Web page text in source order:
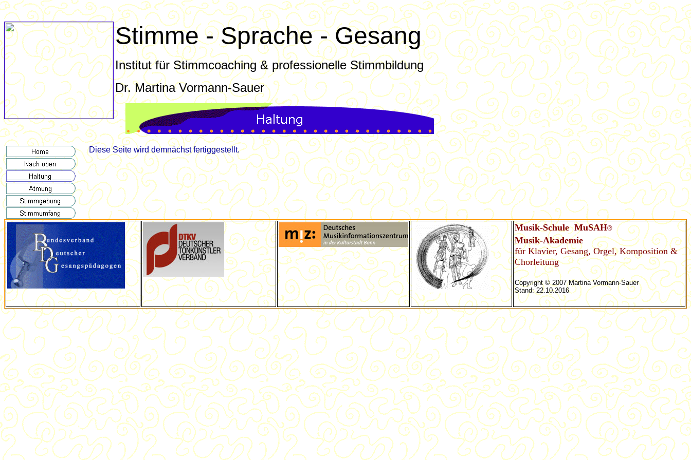
Stimme - Sprache - Gesang
Institut für Stimmcoaching & professionelle Stimmbildung
Dr. Martina Vormann-Sauer
®
Diese Seite wird demnächst fertiggestellt.D
Musik-Schule MuSAH®
Musik-Akademie
für Klavier, Gesang, Orgel, Komposition &
Chorleitung
Copyright © 2007 Martina Vormann-Sauer
Stand: 22.10.2016